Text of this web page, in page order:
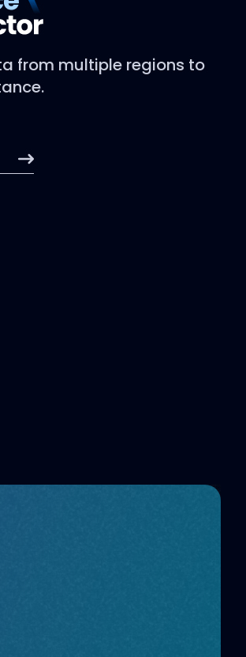
from multiple regions to